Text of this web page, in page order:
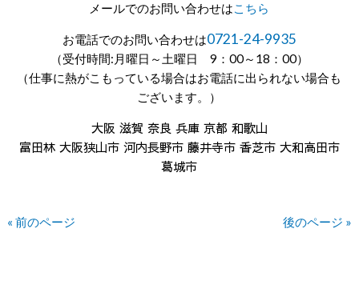
メールでのお問い合わせはこちら
お電話でのお問い合わせは0721-24-9935
（受付時間:月曜日～土曜日 9：00～18：00）
（仕事に熱がこもっている場合はお電話に出られない場合も
ございます。）
大阪 滋賀 奈良 兵庫 京都 和歌山
富田林 大阪狭山市 河内長野市 藤井寺市 香芝市 大和高田市
葛城市
« 前のページ 後のページ »